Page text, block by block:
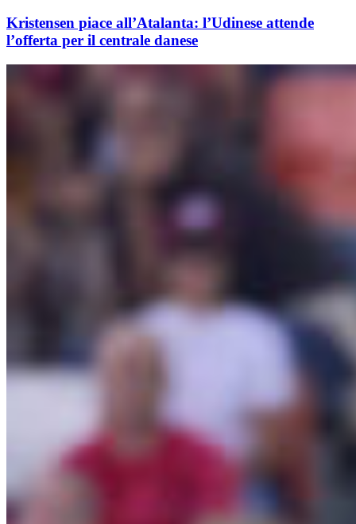
Kristensen piace all’Atalanta: l’Udinese attende
l’offerta per il centrale danese